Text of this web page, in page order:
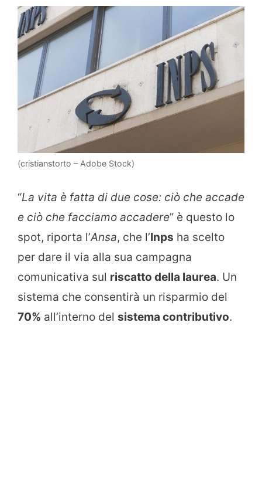
(cristianstorto – Adobe Stock)
“La vita è fatta di due cose: ciò che accade
e ciò che facciamo accadere” è questo lo
spot, riporta l’Ansa, che l’Inps ha scelto
per dare il via alla sua campagna
comunicativa sul riscatto della laurea. Un
sistema che consentirà un risparmio del
70% all’interno del sistema contributivo.